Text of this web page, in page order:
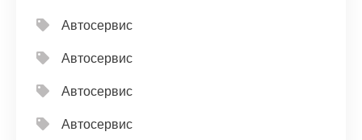
Автосервис
Автосервис
Автосервис
Автосервис